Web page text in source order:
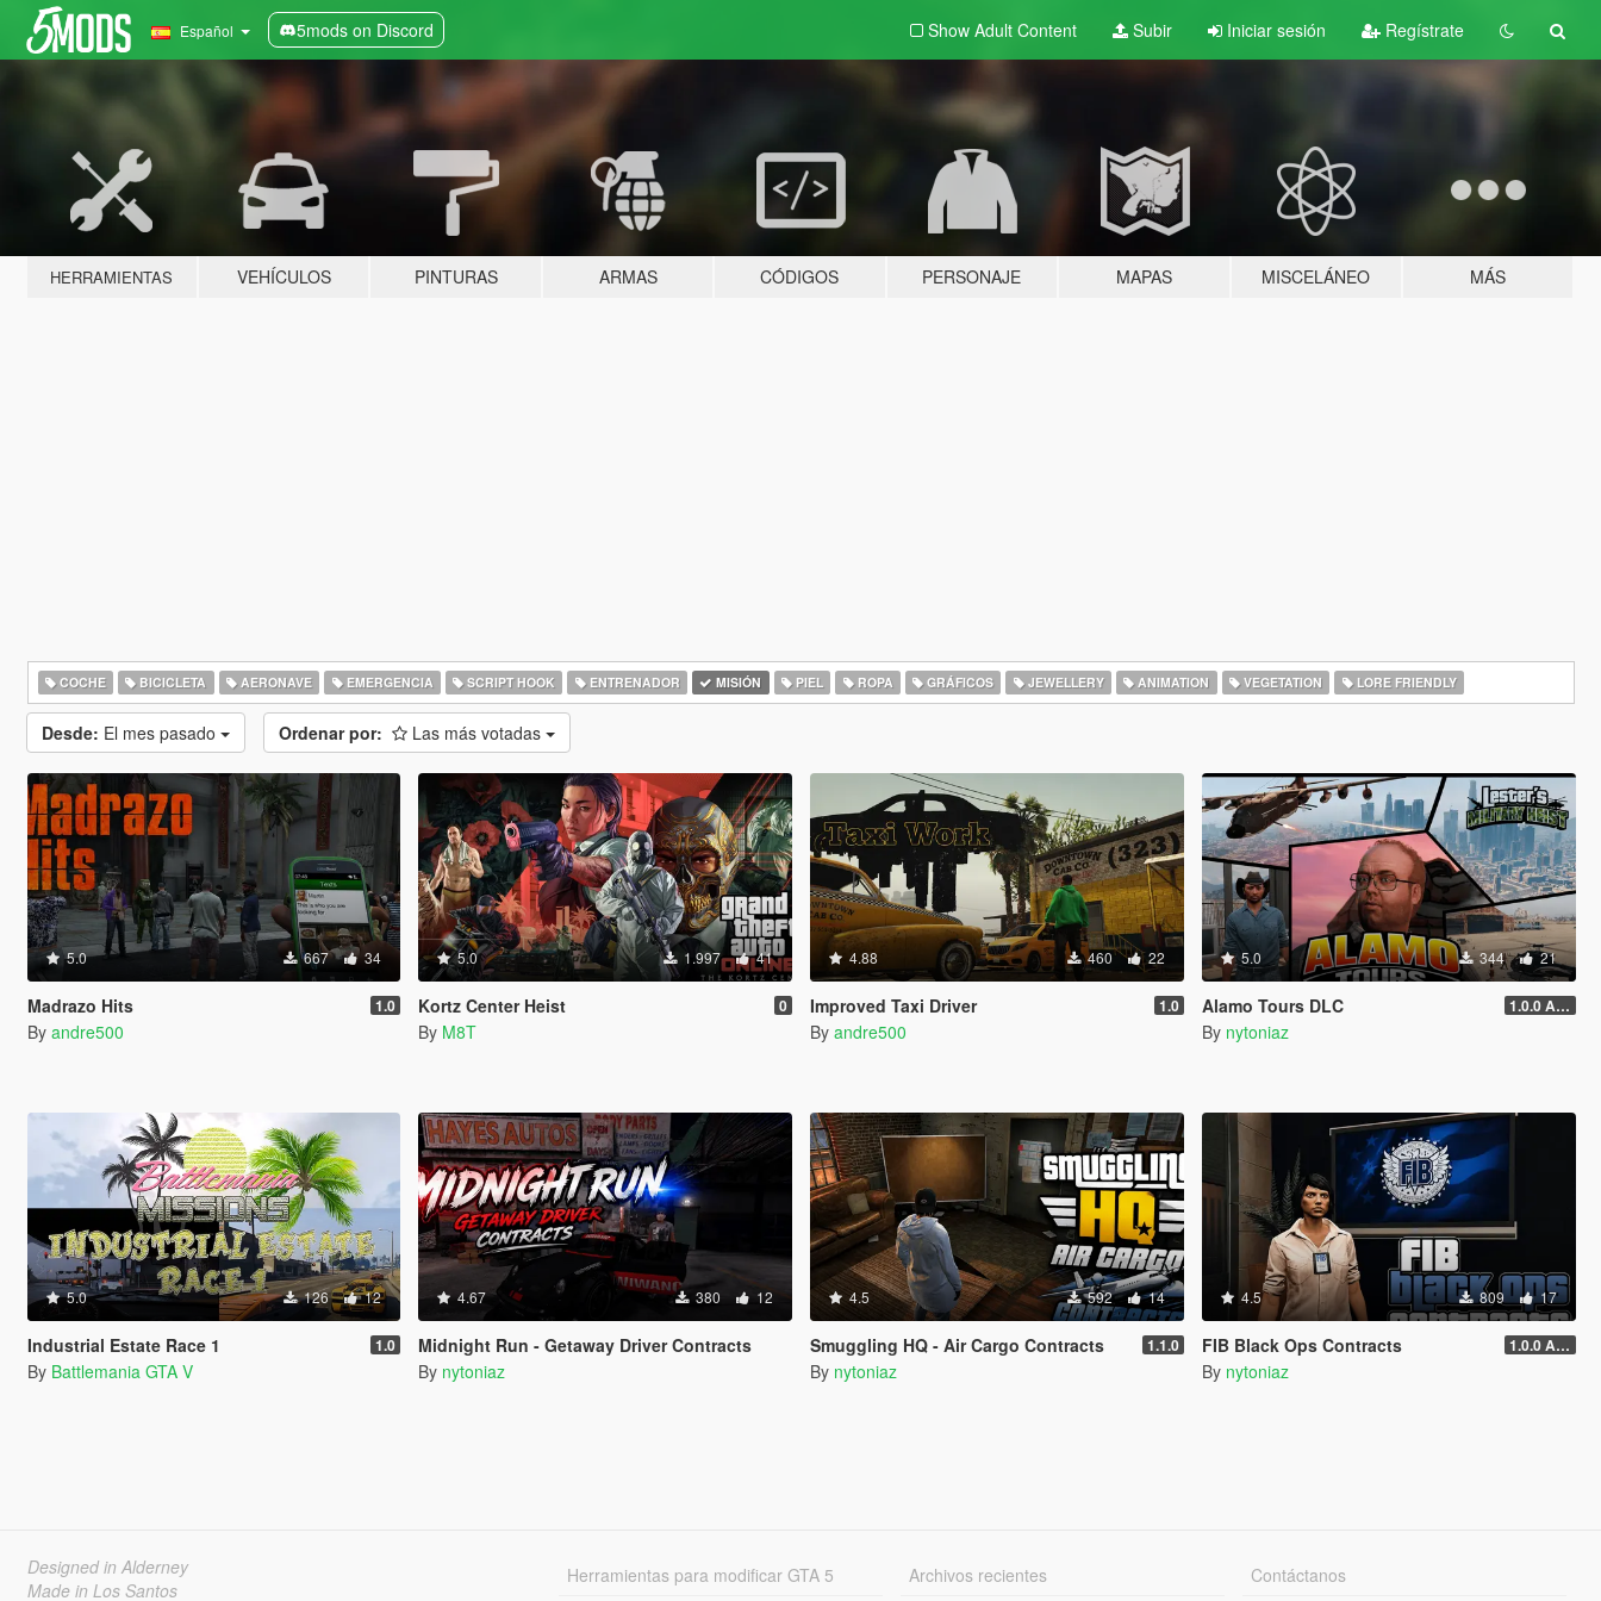
Español 5mods on Discord Show Adult Content Subir Iniciar sesión Regístrate
HERRAMIENTAS VEHÍCULOS PINTURAS ARMAS CÓDIGOS PERSONAJE MAPAS MISCELÁNEO MÁS
COCHE BICICLETA AERONAVE EMERGENCIA SCRIPT HOOK ENTRENADOR MISIÓN PIEL ROPA GRÁFICOS JEWELLERY ANIMATION VEGETATION LORE FRIENDLY
Desde: El mes pasado Ordenar por: Las más votadas
5.0 667 34
Madrazo Hits 1.0
By andre500
5.0 1.997 41
Kortz Center Heist 0
By M8T
4.88 460 22
Improved Taxi Driver 1.0
By andre500
5.0 344 21
Alamo Tours DLC 1.0.0 Alpha
By nytoniaz
5.0 126 12
Industrial Estate Race 1 1.0
By Battlemania GTA V
4.67 380 12
Midnight Run - Getaway Driver Contracts
By nytoniaz
4.5 592 14
Smuggling HQ - Air Cargo Contracts 1.1.0
By nytoniaz
4.5 809 17
FIB Black Ops Contracts 1.0.0 Alpha
By nytoniaz
Designed in Alderney
Made in Los Santos
Herramientas para modificar GTA 5 Archivos recientes Contáctanos